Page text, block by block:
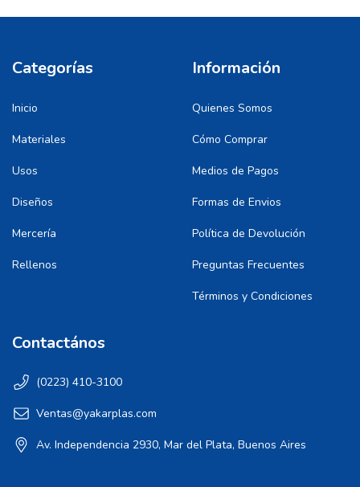
Categorías
Inicio
Materiales
Usos
Diseños
Mercería
Rellenos
Información
Quienes Somos
Cómo Comprar
Medios de Pagos
Formas de Envios
Política de Devolución
Preguntas Frecuentes
Términos y Condiciones
Contactános
(0223) 410-3100
Ventas@yakarplas.com
Av. Independencia 2930, Mar del Plata, Buenos Aires